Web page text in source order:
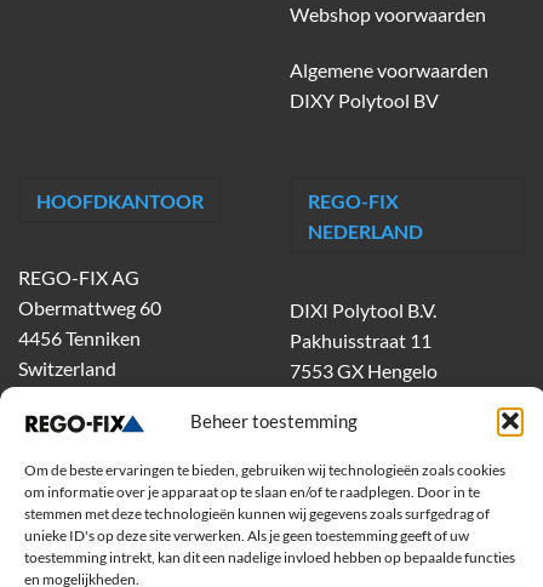
Beheer toestemming
Om de beste ervaringen te bieden, gebruiken wij technologieën zoals cookies
om informatie over je apparaat op te slaan en/of te raadplegen. Door in te
stemmen met deze technologieën kunnen wij gegevens zoals surfgedrag of
unieke ID's op deze site verwerken. Als je geen toestemming geeft of uw
toestemming intrekt, kan dit een nadelige invloed hebben op bepaalde functies
en mogelijkheden.
Webshop voorwaarden
Algemene voorwaarden
DIXY Polytool BV
HOOFDKANTOOR
REGO-FIX AG
Obermattweg 60
4456 Tenniken
Switzerland
REGO-FIX
NEDERLAND
DIXI Polytool B.V.
Pakhuisstraat 11
7553 GX Hengelo
dixiholland@dixi.com
www.dixipolytool.com
Volg ons op Youtube
Volg ons op Linkedin